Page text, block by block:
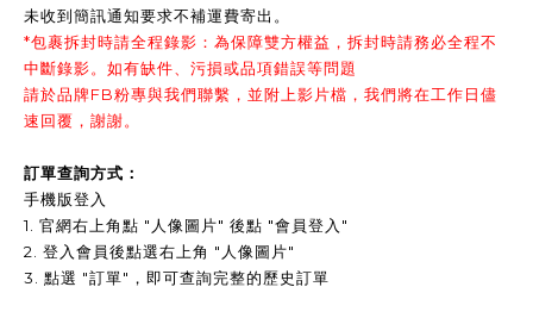
未收到簡訊通知要求不補運費寄出。
*包裹拆封時請全程錄影：為保障雙方權益，拆封時請務必全程不
中斷錄影。如有缺件、污損或品項錯誤等問題
請於品牌FB粉專與我們聯繫，並附上影片檔，我們將在工作日儘
速回覆，謝謝。
訂單查詢方式：
手機版登入
1. 官網右上角點 "人像圖片" 後點 "會員登入"
2. 登入會員後點選右上角 "人像圖片"
3. 點選 "訂單"，即可查詢完整的歷史訂單